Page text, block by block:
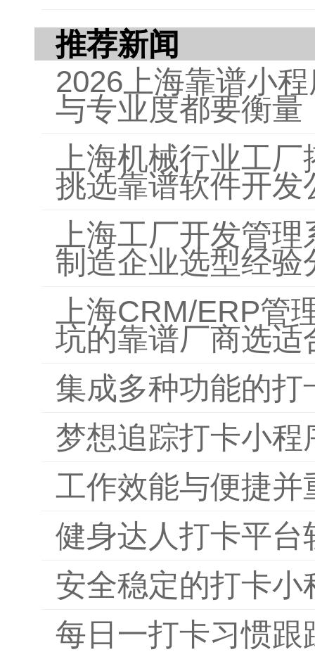
推荐新闻
2026上海靠谱小
与专业度都要衡量
上海机械行业工
挑选靠谱软件开发
上海工厂开发管
制造企业选型经验
上海CRM/ERP管
坑的靠谱厂商选适
集成多种功能的
梦想追踪打卡小程
工作效能与便捷
健身达人打卡平台
安全稳定的打卡小
每日一打卡习惯跟